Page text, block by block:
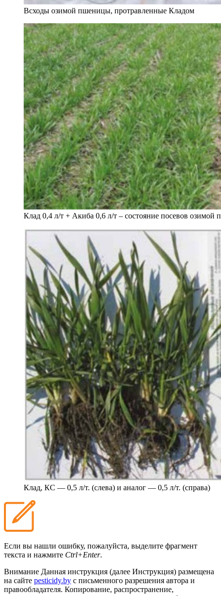
Всходы озимой пшеницы, протравленные Кладом
Клад 0,4 л/т + Акиба 0,6 л/т – состояние посевов озимой
Клад, КС — 0,5 л/т. (слева) и аналог — 0,5 л/т. (справа)
Если вы нашли ошибку, пожалуйста, выделите фрагмент
текста и нажмите Ctrl+Enter.
Внимание Данная инструкция (далее Инструкция) размещена
на сайте pesticidy.by с письменного разрешения автора и
правообладателя. Копирование, распространение,